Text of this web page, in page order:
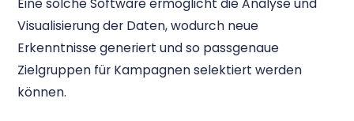
Eine solche Software ermöglicht die Analyse und
Visualisierung der Daten, wodurch neue
Erkenntnisse generiert und so passgenaue
Zielgruppen für Kampagnen selektiert werden
können.